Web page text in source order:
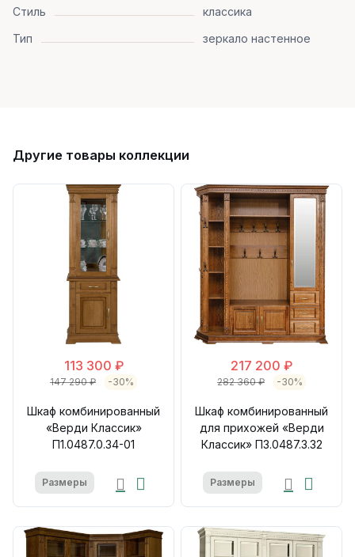
Стиль
классика
Тип
зеркало настенное
Другие товары коллекции
113 300 ₽
147 290 ₽ -30%
Шкаф комбинированный
«Верди Классик»
П1.0487.0.34-01
Размеры
217 200 ₽
282 360 ₽ -30%
Шкаф комбинированный
для прихожей «Верди
Классик» П3.0487.3.32
Размеры